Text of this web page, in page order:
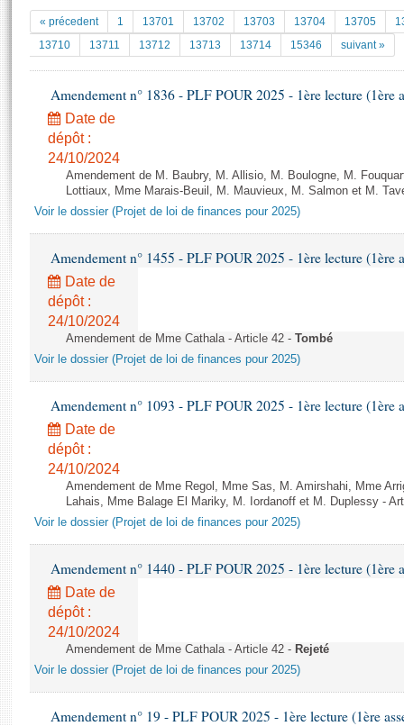
Documents parlementaires
Projets de loi
Propositions de loi
Amendements
Textes adoptés
Rapports d'information
Rapports d'enquête
Rapports législatifs
Rapports sur l'application des lois
Baromètre de l’application des lois
Dossiers législatifs
Budget et sécurité sociale
Comptes rendus des débats
Documents de référence
( Constitution | Règlement de l'Assemblée ... )
Histoire
Juniors
Anciennes législatures
Liens vers les sites publics
La Bibliothèque
Les archives
Photos libres de droit
« précedent 1 13701 13702 13703 13704 13705
13710
13711 13712 13713 13714 15346 suivant »
Amendement n° 1836 - PLF POUR 2025 - 1ère lecture (1ère
Date de
dépôt :
24/10/2024
Amendement de M. Baubry, M. Allisio, M. Boulogne, M.
Lottiaux, Mme Marais-Beuil, M. Mauvieux, M. Salmon et M.
Voir le dossier (Projet de loi de finances pour 2025)
Amendement n° 1455 - PLF POUR 2025 - 1ère lecture (1ère
Date de
dépôt :
24/10/2024
Amendement de Mme Cathala - Article 42 - Tombé
Voir le dossier (Projet de loi de finances pour 2025)
Amendement n° 1093 - PLF POUR 2025 - 1ère lecture (1ère
Date de
dépôt :
24/10/2024
Amendement de Mme Regol, Mme Sas, M. Amirshahi, Mme
Lahais, Mme Balage El Mariky, M. Iordanoff et M. Duplessy -
Voir le dossier (Projet de loi de finances pour 2025)
Amendement n° 1440 - PLF POUR 2025 - 1ère lecture (1ère
Date de
dépôt :
24/10/2024
Amendement de Mme Cathala - Article 42 - Rejeté
Voir le dossier (Projet de loi de finances pour 2025)
Amendement n° 19 - PLF POUR 2025 - 1ère lecture (1ère